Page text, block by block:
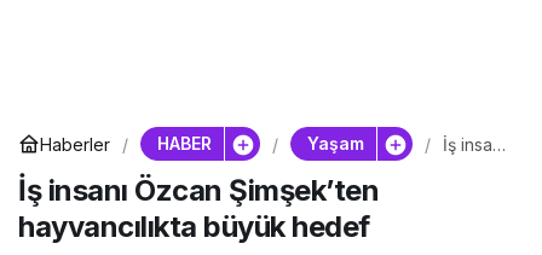
Haberler HABER Yaşam
İş insanı
İş insanı Özcan Şimşek’ten
hayvancılıkta büyük hedef